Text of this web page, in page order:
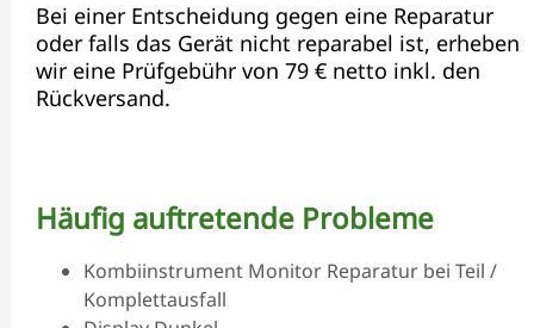
Bei einer Entscheidung gegen eine Reparatur
oder falls das Gerät nicht reparabel ist, erheben
wir eine Prüfgebühr von 79 € netto inkl. den
Rückversand.
Häufig auftretende Probleme
Kombiinstrument Monitor Reparatur bei Teil /
Komplettausfall